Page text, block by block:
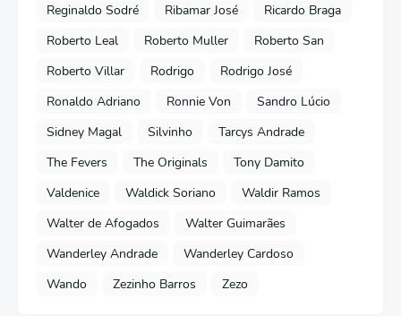
Reginaldo Sodré
Ribamar José
Ricardo Braga
Roberto Leal
Roberto Muller
Roberto San
Roberto Villar
Rodrigo
Rodrigo José
Ronaldo Adriano
Ronnie Von
Sandro Lúcio
Sidney Magal
Silvinho
Tarcys Andrade
The Fevers
The Originals
Tony Damito
Valdenice
Waldick Soriano
Waldir Ramos
Walter de Afogados
Walter Guimarães
Wanderley Andrade
Wanderley Cardoso
Wando
Zezinho Barros Zezo